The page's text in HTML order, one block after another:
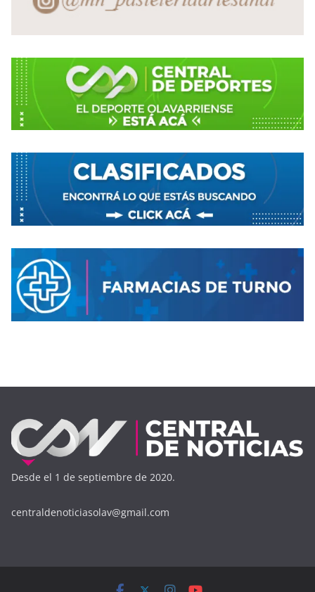
Desde el 1 de septiembre de 2020.
centraldenoticiasolav@gmail.com